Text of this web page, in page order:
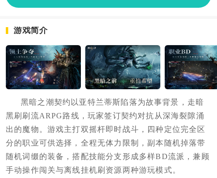
游戏简介
黑暗之潮契约以亚特兰蒂斯陷落为故事背景，走暗
黑刷刷流ARPG路线，玩家签订契约对抗从深海裂隙涌
出的魔物。游戏主打双摇杆即时战斗，四种定位完全区
分的职业可供选择，全程无体力限制，副本随机掉落带
随机词缀的装备，搭配技能分支形成多样BD流派，兼顾
手动操作闯关与离线挂机刷资源两种游玩模式。